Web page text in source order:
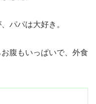
パパは大好き。
腹もいっぱいで、外食